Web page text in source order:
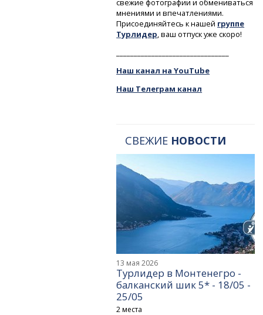
свежие фотографии и обмениваться
мнениями и впечатлениями.
Присоединяйтесь к нашей группе
Турлидер, ваш отпуск уже скоро!
Наш канал на YouTube
Наш Телеграм канал
СВЕЖИЕ НОВОСТИ
13 мая 2026
Турлидер в Монтенегро -
балканский шик 5* - 18/05 -
25/05
2 места